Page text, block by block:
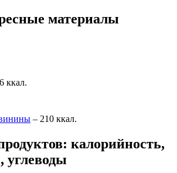
материалы
ккал.
– 210 ккал.
калорийность,
углеводы